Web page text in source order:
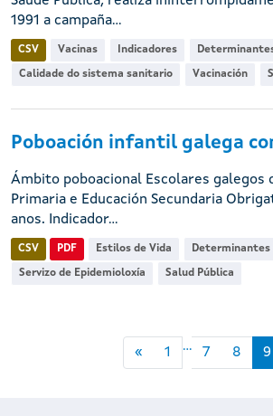
1991 a campaña...
CSV Vacinas Indicadores
Calidade do sistema sanitario Vacinación
Poboación infantil galega
Ámbito poboacional Escolares galegos
Primaria e Educación Secundaria
anos. Indicador...
CSV PDF Estilos de Vida Determinantes
Servizo de Epidemioloxía Salud Pública
« 1 ... 7 8 9